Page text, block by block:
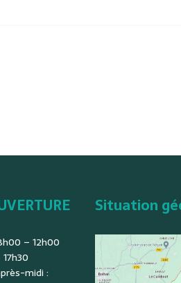
– 12h00
midi :
Situation